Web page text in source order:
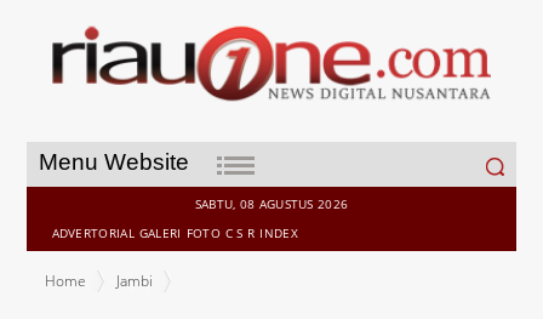
Menu Website
Search
for:
SABTU, 08 AGUSTUS 2026
ADVERTORIAL GALERI FOTO C S R INDEX
Home
Jambi